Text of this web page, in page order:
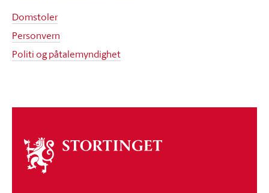
Domstoler
Personvern
Politi og påtalemyndighet
Om
stortinget